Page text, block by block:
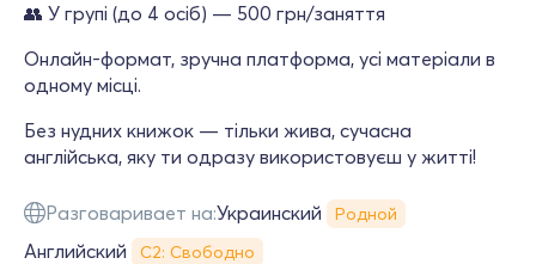
👥 У групі (до 4 осіб) — 500 грн/заняття
Онлайн-формат, зручна платформа, усі матеріали в
одному місці.
Без нудних книжок — тільки жива, сучасна
англійська, яку ти одразу використовуєш у житті!
Разговаривает на:Украинский Родной
Английский С2: Свободно